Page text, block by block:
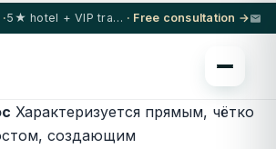
5★ hotel + VIP transfer on select procedures · Free consultation →
Характеризуется прямым, чётко
создающим